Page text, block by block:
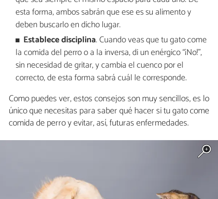
esta forma, ambos sabrán que ese es su alimento y
deben buscarlo en dicho lugar.
Establece disciplina. Cuando veas que tu gato come
la comida del perro o a la inversa, di un enérgico “¡No!”,
sin necesidad de gritar, y cambia el cuenco por el
correcto, de esta forma sabrá cuál le corresponde.
Como puedes ver, estos consejos son muy sencillos, es lo
único que necesitas para saber qué hacer si tu gato come
comida de perro y evitar, así, futuras enfermedades.